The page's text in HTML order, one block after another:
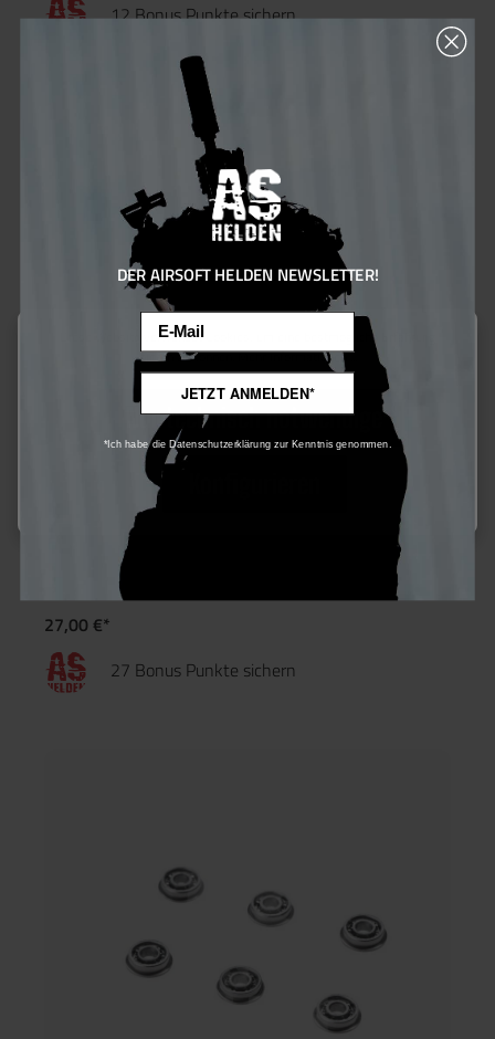
12 Bonus Punkte sichern
ASG Ultimate Double Bushing 8mm 6er Pack
27,00 €*
27 Bonus Punkte sichern
Diese Website verwendet Cookies, um eine bestmögliche Erfahrung
bieten zu können.Mehr Informationen ...
Nur technisch notwendige
DER AIRSOFT HELDEN NEWSLETTER!
JETZT ANMELDEN*
*Ich habe die Datenschutzerklärung zur Kenntnis genommen.